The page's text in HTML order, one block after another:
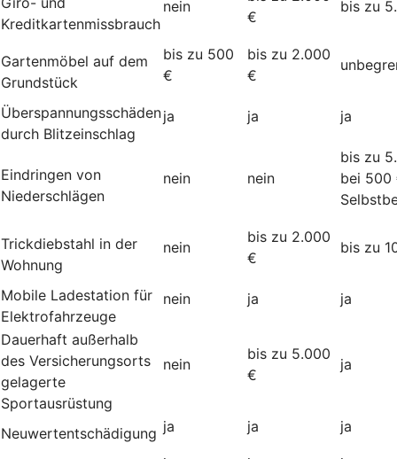
Kreditkartenmissbrauch
nein
€
bis zu
Gartenmöbel auf dem
Grundstück
bis zu 500
€
bis zu 2.000
€
Überspannungsschäden
durch Blitzeinschlag
ja ja ja
Eindringen von
Niederschlägen
nein nein
bis zu
bei 500
Trickdiebstahl in der
Wohnung
nein
bis zu 2.000
€
bis zu
Mobile Ladestation für
Elektrofahrzeuge
nein ja ja
Dauerhaft außerhalb
des Versicherungsorts
gelagerte
Sportausrüstung
nein
bis zu 5.000
€
ja
Neuwertentschädigung ja ja ja